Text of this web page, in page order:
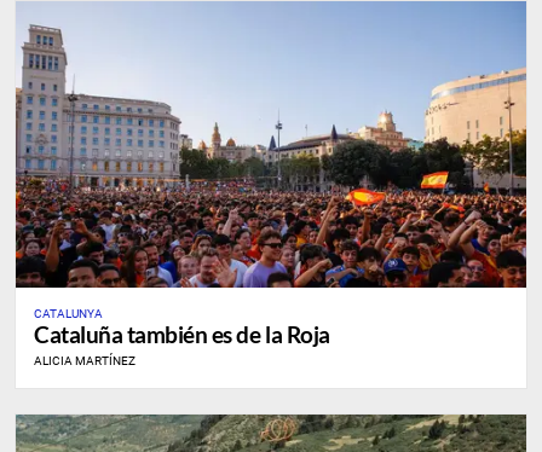
CATALUNYA
Cataluña también es de la Roja
ALICIA MARTÍNEZ